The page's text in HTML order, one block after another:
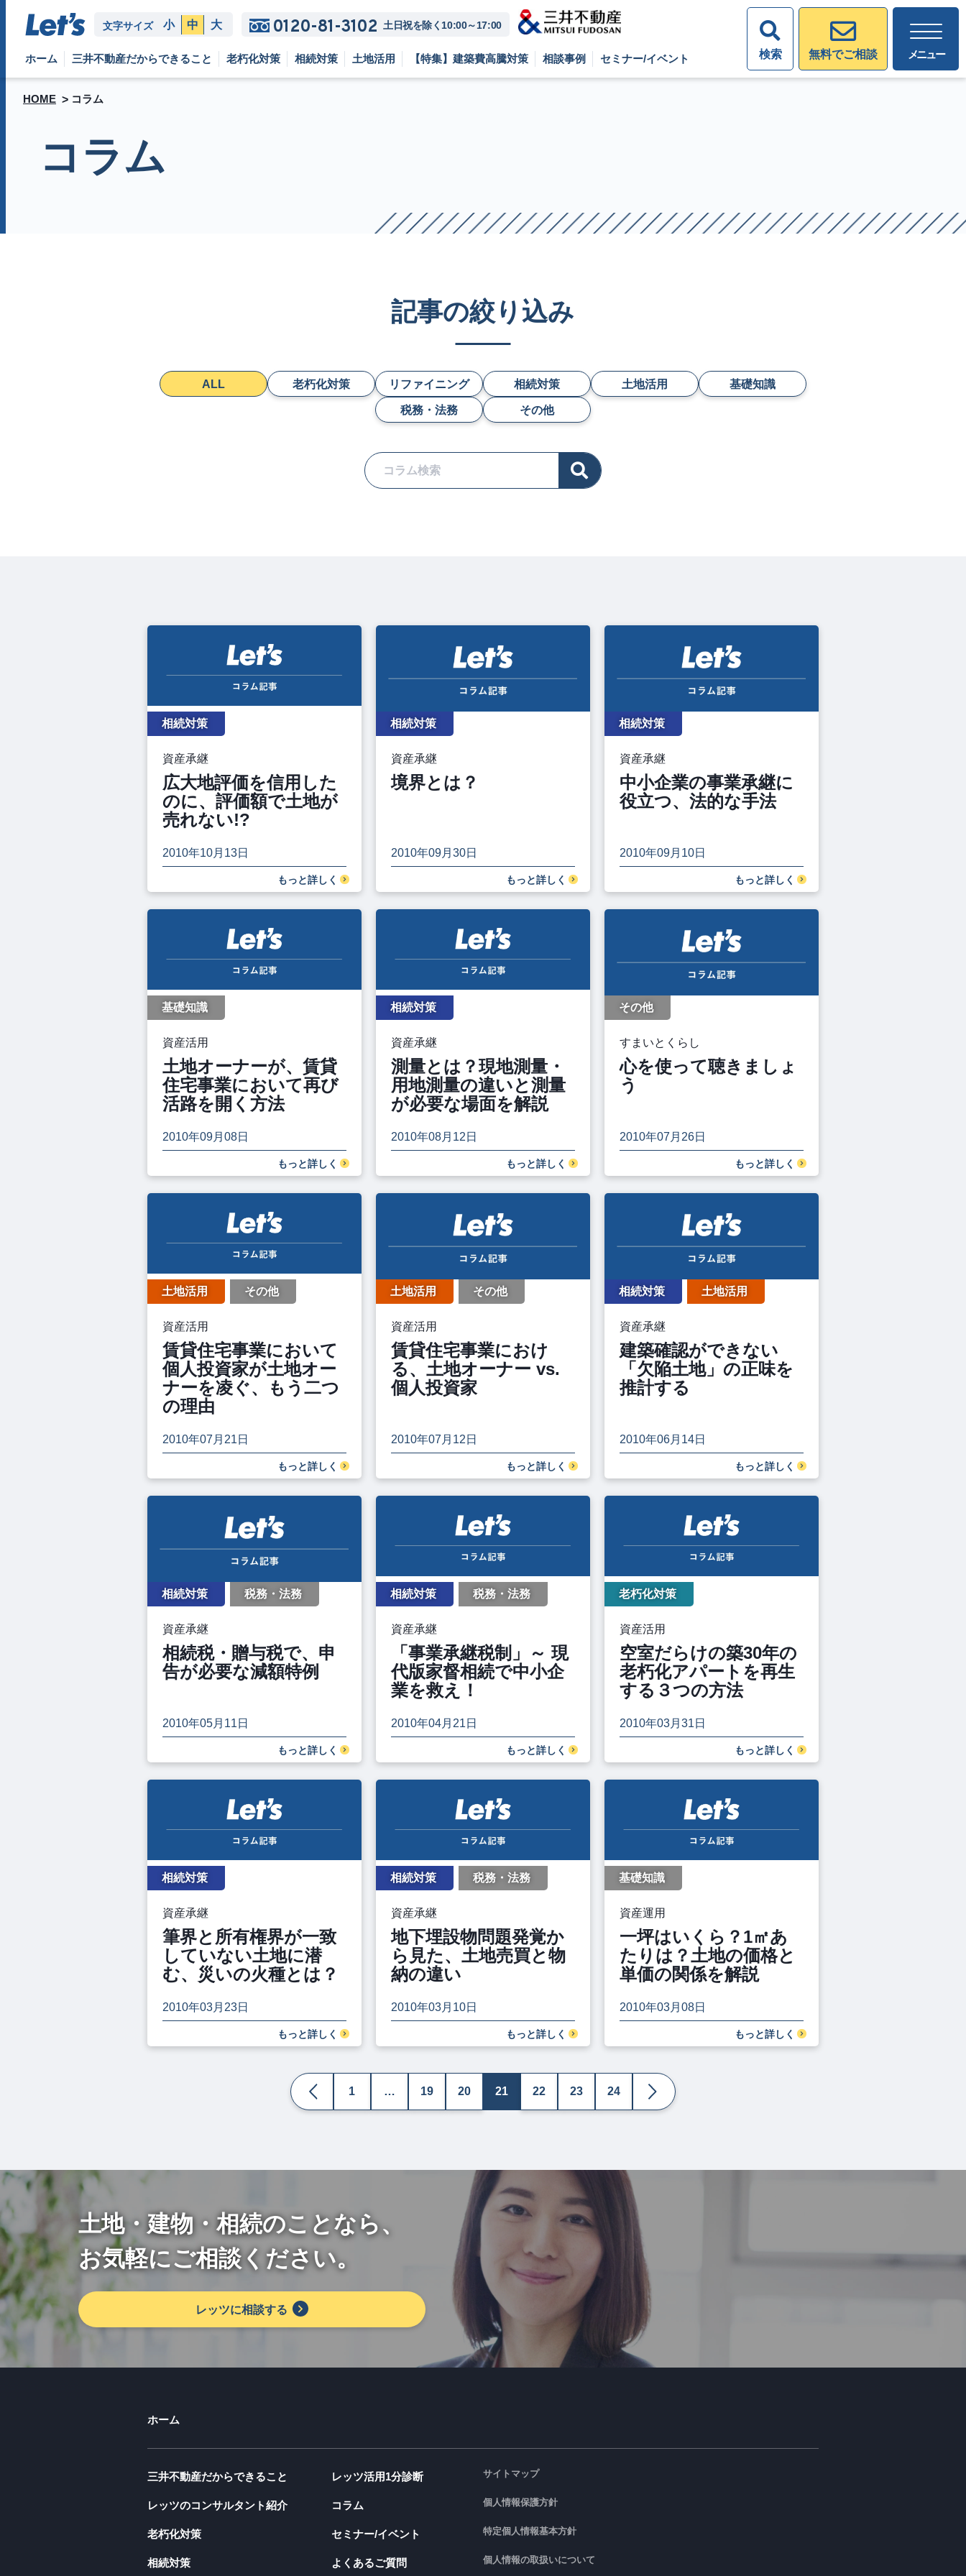
文字サイズ 小 中 大 0120-81-3102 土日祝を除く10:00～17:00
ホーム 三井不動産だからできること 老朽化対策 相続対策 土地活用 【特集】建築費高騰対策 相談事例 セミナー/イベント 検索 無料でご相談 メニュー
HOME コラム
コラム
記事の絞り込み
ALL 老朽化対策 リファイニング 相続対策 土地活用 基礎知識
税務・法務 その他
相続対策
資産承継
広大地評価を信用した
のに、評価額で土地が
売れない!?
2010年10月13日
もっと詳しく
相続対策
資産承継
境界とは？
2010年09月30日
もっと詳しく
相続対策
資産承継
中小企業の事業承継に
役立つ、法的な手法
2010年09月10日
もっと詳しく
基礎知識
資産活用
土地オーナーが、賃貸
住宅事業において再び
活路を開く方法
2010年09月08日
もっと詳しく
相続対策
資産承継
測量とは？現地測量・
用地測量の違いと測量
が必要な場面を解説
2010年08月12日
もっと詳しく
その他
すまいとくらし
心を使って聴きましょ
う
2010年07月26日
もっと詳しく
土地活用 その他
資産活用
賃貸住宅事業において
個人投資家が土地オー
ナーを凌ぐ、もう二つ
の理由
2010年07月21日
もっと詳しく
土地活用 その他
資産活用
賃貸住宅事業におけ
る、土地オーナー vs.
個人投資家
2010年07月12日
もっと詳しく
相続対策 土地活用
資産承継
建築確認ができない
「欠陥土地」の正味を
推計する
2010年06月14日
もっと詳しく
相続対策 税務・法務
資産承継
相続税・贈与税で、申
告が必要な減額特例
2010年05月11日
もっと詳しく
相続対策 税務・法務
資産承継
「事業承継税制」～ 現
代版家督相続で中小企
業を救え！
2010年04月21日
もっと詳しく
老朽化対策
資産活用
空室だらけの築30年の
老朽化アパートを再生
する３つの方法
2010年03月31日
もっと詳しく
相続対策
資産承継
筆界と所有権界が一致
していない土地に潜
む、災いの火種とは？
2010年03月23日
もっと詳しく
相続対策 税務・法務
資産承継
地下埋設物問題発覚か
ら見た、土地売買と物
納の違い
2010年03月10日
もっと詳しく
基礎知識
資産運用
一坪はいくら？1㎡あ
たりは？土地の価格と
単価の関係を解説
2010年03月08日
もっと詳しく
1 … 19 20 21 22 23 24
土地・建物・相続のことなら、
お気軽にご相談ください。
レッツに相談する
ホーム
三井不動産だからできること
レッツのコンサルタント紹介
老朽化対策
相続対策
レッツ活用1分診断
コラム
セミナー/イベント
よくあるご質問
サイトマップ
個人情報保護方針
特定個人情報基本方針
個人情報の取扱いについて